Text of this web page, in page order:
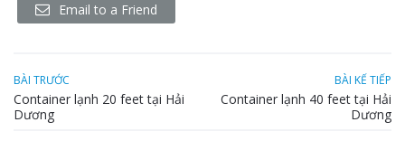
Email to a Friend
BÀI TRƯỚC
Container lạnh 20 feet tại Hải
Dương
BÀI KẾ TIẾP
Container lạnh 40 feet tại Hải
Dương